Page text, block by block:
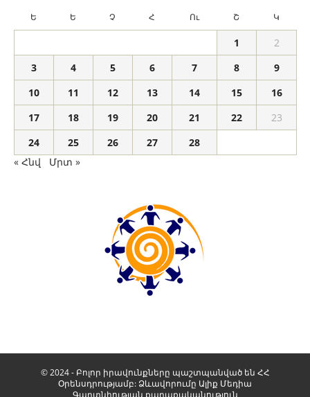
Ե Ե Չ Հ Ու Շ Կ
1
2
3
4 5 6 7 8
9
10
11 12 13 14 15
16
17
18 19 20 21 22
23
24
25 26 27
28
« Հնվ
Մրտ »
© 2024 - Բոլոր իրավունքները պաշտպանված են ՀՀ
Օրենսդրությամբ: Ձևավորումը Ալիք Մեդիա